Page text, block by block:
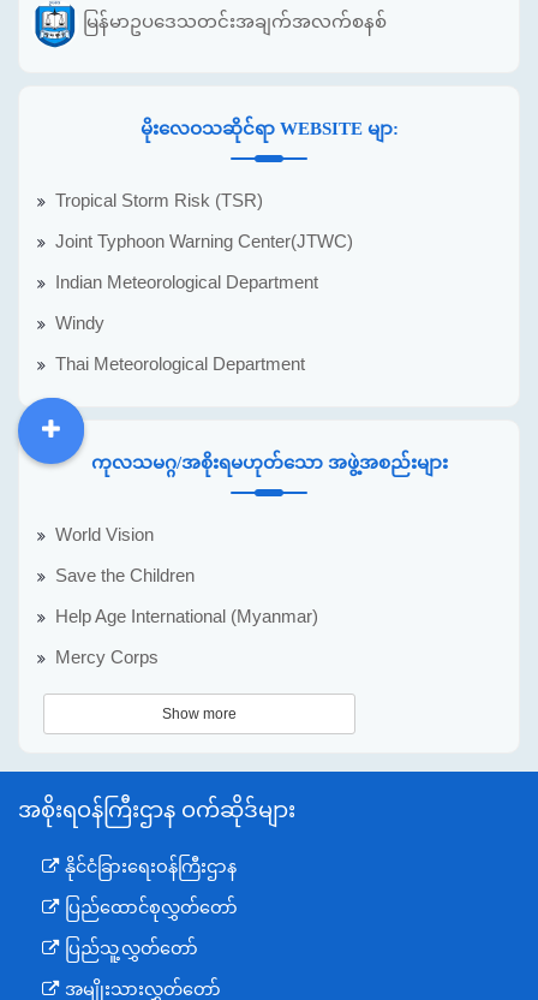
မြန်မာဥပဒေသတင်းအချက်အလက်စနစ်
မိုးလေဝသဆိုင်ရာ WEBSITE မျာ:
Tropical Storm Risk (TSR)
Joint Typhoon Warning Center(JTWC)
Indian Meteorological Department
Windy
Thai Meteorological Department
ကုလသမဂ္ဂ/အစိုးရမဟုတ်သော အဖွဲ့အစည်းများ
World Vision
Save the Children
Help Age International (Myanmar)
Mercy Corps
Show more
အစိုးရဝန်ကြီးဌာန ဝက်ဆိုဒ်များ
နိုင်ငံခြားရေးဝန်ကြီးဌာန
ပြည်ထောင်စုလွှတ်တော်
ပြည်သူ့လွှတ်တော်
အမျိုးသားလွှတ်တော်
DDM